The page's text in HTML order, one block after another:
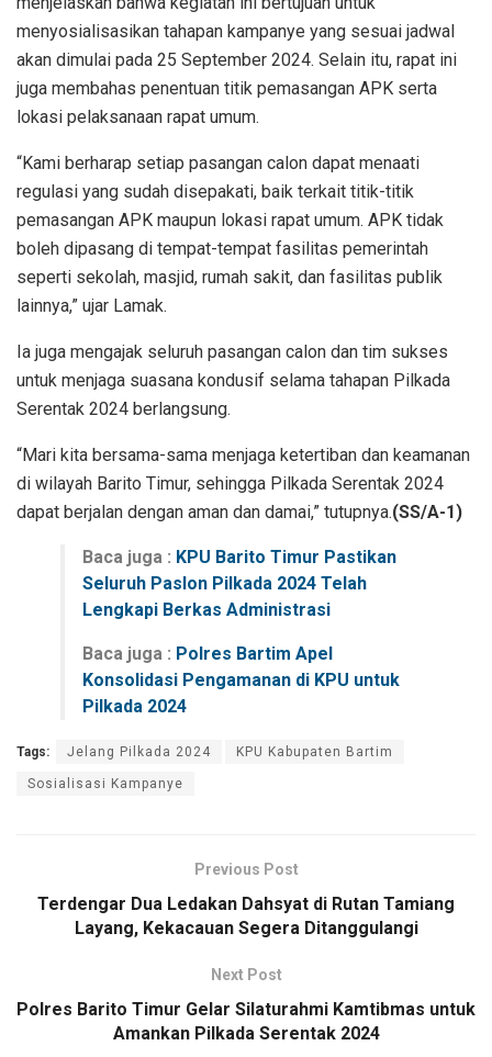
menyosialisasikan tahapan kampanye yang sesuai jadwal
akan dimulai pada 25 September 2024. Selain itu, rapat ini
juga membahas penentuan titik pemasangan APK serta
lokasi pelaksanaan rapat umum.
“Kami berharap setiap pasangan calon dapat menaati
regulasi yang sudah disepakati, baik terkait titik-titik
pemasangan APK maupun lokasi rapat umum. APK tidak
boleh dipasang di tempat-tempat fasilitas pemerintah
seperti sekolah, masjid, rumah sakit, dan fasilitas publik
lainnya,” ujar Lamak.
Ia juga mengajak seluruh pasangan calon dan tim sukses
untuk menjaga suasana kondusif selama tahapan Pilkada
Serentak 2024 berlangsung.
“Mari kita bersama-sama menjaga ketertiban dan keamanan
di wilayah Barito Timur, sehingga Pilkada Serentak 2024
dapat berjalan dengan aman dan damai,” tutupnya.(SS/A-1)
Baca juga : KPU Barito Timur Pastikan
Seluruh Paslon Pilkada 2024 Telah
Lengkapi Berkas Administrasi
Baca juga : Polres Bartim Apel
Konsolidasi Pengamanan di KPU untuk
Pilkada 2024
Tags: Jelang Pilkada 2024 KPU Kabupaten Bartim
Sosialisasi Kampanye
Previous Post
Terdengar Dua Ledakan Dahsyat di Rutan Tamiang
Layang, Kekacauan Segera Ditanggulangi
Next Post
Polres Barito Timur Gelar Silaturahmi Kamtibmas untuk
Amankan Pilkada Serentak 2024